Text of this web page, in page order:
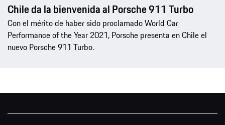
Chile da la bienvenida al Porsche 911 Turbo
Con el mérito de haber sido proclamado World Car
Performance of the Year 2021, Porsche presenta en Chile el
nuevo Porsche 911 Turbo.